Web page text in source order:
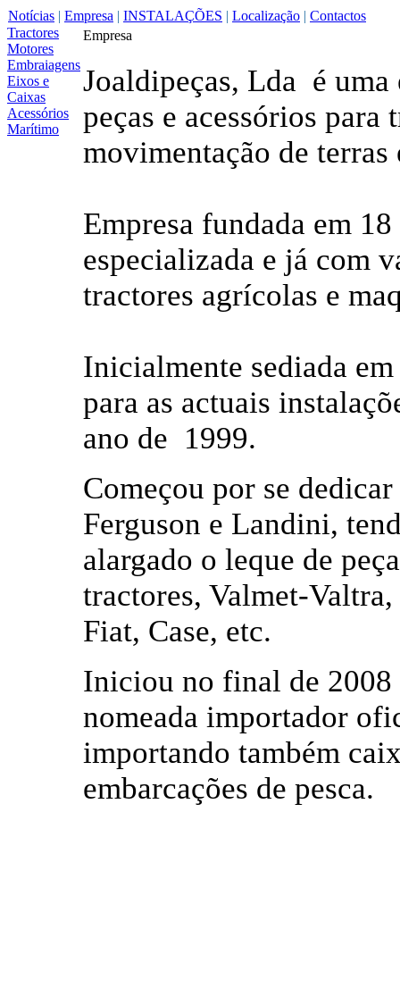
Notícias | Empresa | INSTALAÇÕES | Localização | Contactos
Tractores
Motores
Embraiagens
Eixos e
Caixas
Acessórios
Marítimo
Empresa
Joaldipeças, Lda é
peças e acessórios
movimentação de terras
Empresa fundada em
especializada e já com
tractores agrícolas e
Inicialmente sediada
para as actuais
ano de 1999.
Começou por se
Ferguson e Landini,
alargado o leque de
tractores, Valmet-
Fiat, Case, etc.
Iniciou no final de 2008
nomeada importador
importando também
embarcações de pesca.